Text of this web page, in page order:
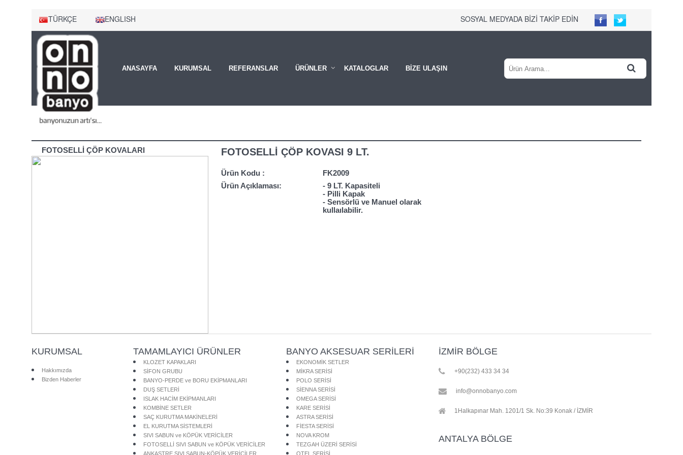
TÜRKÇE ENGLISH SOSYAL MEDYADA BİZİ TAKİP EDİN
ANASAYFA KURUMSAL REFERANSLAR ÜRÜNLER KATALOGLAR BİZE ULAŞIN
FOTOSELLİ ÇÖP KOVALARI FOTOSELLİ ÇÖP KOVASI 9 LT.
Ürün Kodu :
FK2009
Ürün Açıklaması:
- 9 LT. Kapasiteli
- Pilli Kapak
- Sensörlü ve Manuel olarak
kullaılabilir.
KURUMSAL
Hakkımızda
Bizden Haberler
TAMAMLAYICI ÜRÜNLER
KLOZET KAPAKLARI
SİFON GRUBU
BANYO-PERDE ve BORU EKİPMANLARI
DUŞ SETLERİ
ISLAK HACİM EKİPMANLARI
KOMBİNE SETLER
SAÇ KURUTMA MAKİNELERİ
EL KURUTMA SİSTEMLERİ
SIVI SABUN ve KÖPÜK VERİCİLER
FOTOSELLİ SIVI SABUN ve KÖPÜK VERİCİLER
ANKASTRE SIVI SABUN-KÖPÜK VERİCİLER
BANYO AKSESUAR SERİLERİ
EKONOMİK SETLER
MİKRA SERİSİ
POLO SERİSİ
SİENNA SERİSİ
OMEGA SERİSİ
KARE SERİSİ
ASTRA SERİSİ
FİESTA SERİSİ
NOVA KROM
TEZGAH ÜZERİ SERİSİ
OTEL SERİSİ
İZMİR BÖLGE
+90(232) 433 34 34
info@onnobanyo.com
1Halkapınar Mah. 1201/1 Sk. No:39 Konak / İZMİR
ANTALYA BÖLGE